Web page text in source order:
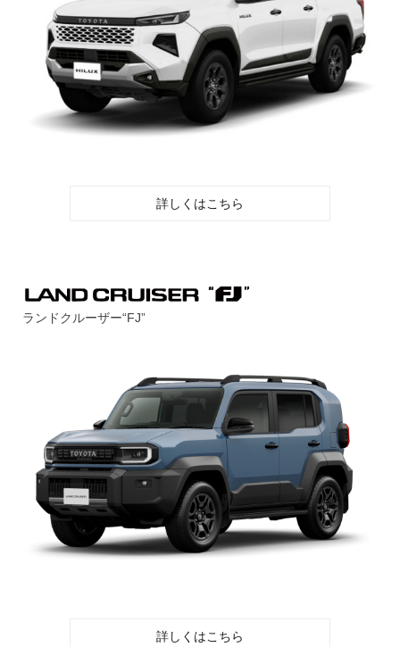
詳しくはこちら
ランドクルーザー“FJ”
詳しくはこちら